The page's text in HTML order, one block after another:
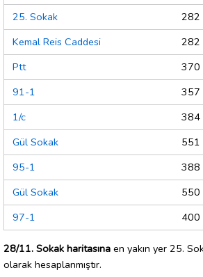
25. Sokak
282
Kemal Reis Caddesi
282
Ptt
370
91-1
357
1/c
384
Gül Sokak
551
95-1
388
Gül Sokak
550
97-1
400
28/11. Sokak haritasına en yakın yer 25.
olarak hesaplanmıştır.